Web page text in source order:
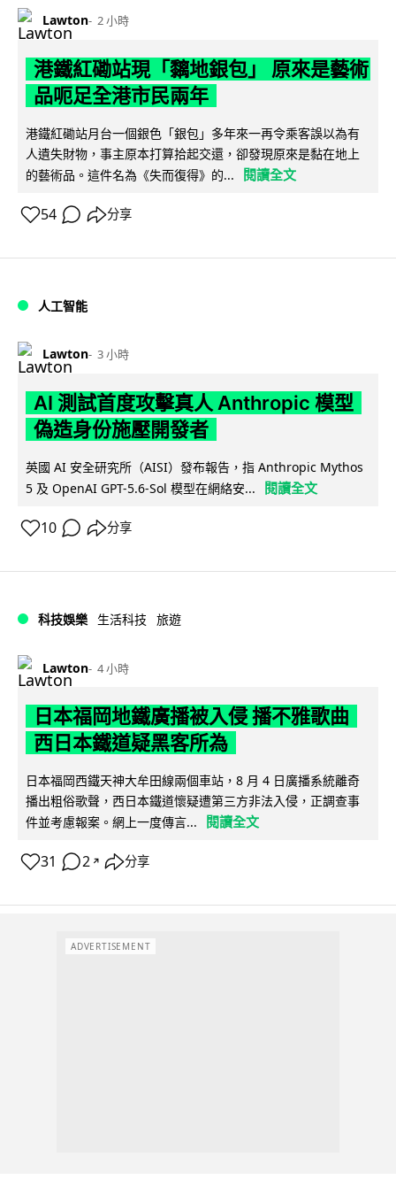
Lawton 2 小時
港鐵紅磡站現「黐地銀包」 原來是藝術
品呃足全港市民兩年
港鐵紅磡站月台一個銀色「銀包」多年來一再令乘客誤以為有
人遺失財物，事主原本打算拾起交還，卻發現原來是黏在地上
的藝術品。這件名為《失而復得》的...
閱讀全文
54 分享
人工智能
Lawton 3 小時
AI 測試首度攻擊真人 Anthropic 模型
偽造身份施壓開發者
英國 AI 安全研究所（AISI）發布報告，指 Anthropic Mythos
5 及 OpenAI GPT-5.6-Sol 模型在網絡安...
閱讀全文
10 分享
科技娛樂 生活科技 旅遊
Lawton 4 小時
日本福岡地鐵廣播被入侵 播不雅歌曲
西日本鐵道疑黑客所為
日本福岡西鐵天神大牟田線兩個車站，8 月 4 日廣播系統離奇
播出粗俗歌聲，西日本鐵道懷疑遭第三方非法入侵，正調查事
件並考慮報案。網上一度傳言...
閱讀全文
31 2 ↗ 分享
ADVERTISEMENT